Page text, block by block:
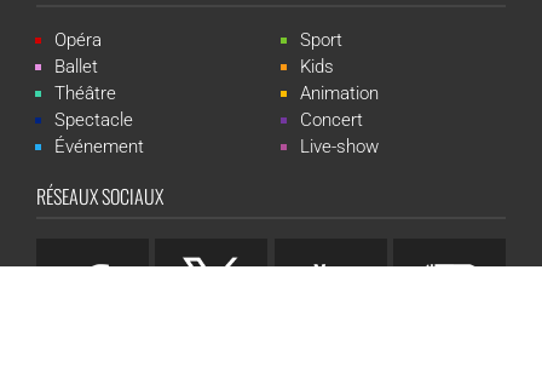
Opéra
Ballet
Théâtre
Spectacle
Événement
Sport
Kids
Animation
Concert
Live-show
RÉSEAUX SOCIAUX